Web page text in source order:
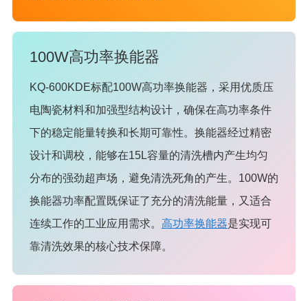
100W高功率换能器
KQ-600KDE标配100W高功率换能器，采用优质压
电陶瓷材料和加强型结构设计，确保在高功率条件
下的稳定能量转换和长期可靠性。换能器经过精密
设计和调校，能够在15L容量的清洗槽内产生均匀
分布的强劲超声场，避免清洗死角的产生。100W的
换能器功率配置既保证了充分的清洗能量，又适合
连续工作的工业应用需求。 高功率换能器是实现可
靠清洗效果的核心技术保障。